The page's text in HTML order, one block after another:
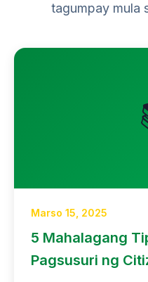
tagumpay mula
Marso 15, 2025
5 Mahalagang
Pagsusuri ng